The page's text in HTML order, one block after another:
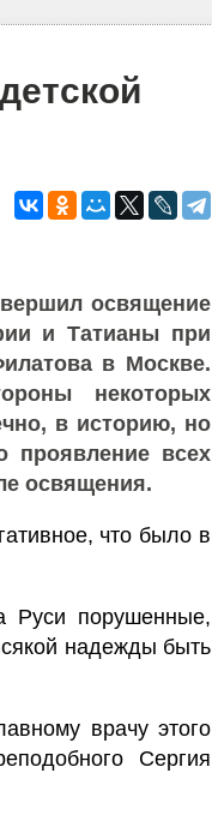
освящение
и Татианы при
в Москве.
некоторых
в историю, но
проявление всех
освящения.
что было в
Руси порушенные,
надежды быть
врачу этого
Сергия